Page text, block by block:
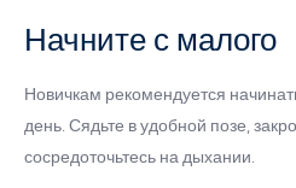
Начните с малого
Новичкам рекомендуется
день. Сядьте в удобной позе,
сосредоточьтесь на дыхании.